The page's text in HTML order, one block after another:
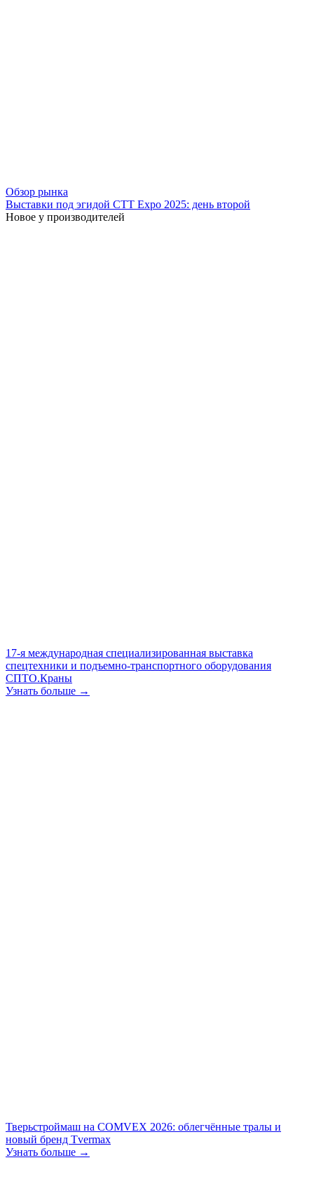
Обзор рынка
Выставки под эгидой СТТ Expo 2025: день второй
Новое у производителей
17-я международная специализированная выставка
спецтехники и подъемно-транспортного оборудования
СПТО.Краны
Узнать больше →
Тверьстроймаш на COMVEX 2026: облегчённые тралы и
новый бренд Tvermax
Узнать больше →